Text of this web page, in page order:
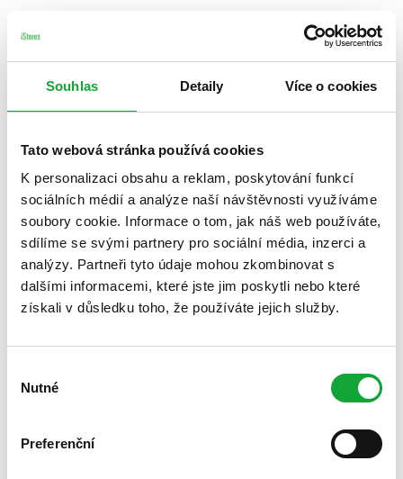
Souhlas Detaily Více o cookies
Tato webová stránka používá cookies
K personalizaci obsahu a reklam, poskytování funkcí
sociálních médií a analýze naší návštěvnosti využíváme
soubory cookie. Informace o tom, jak náš web používáte,
sdílíme se svými partnery pro sociální média, inzerci a
analýzy. Partneři tyto údaje mohou zkombinovat s
dalšími informacemi, které jste jim poskytli nebo které
získali v důsledku toho, že používáte jejich služby.
souhlasu
Nutné
Preferenční